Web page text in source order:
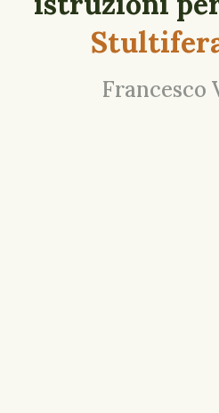
Francesco